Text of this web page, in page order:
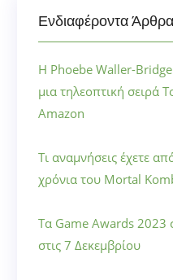
Ενδιαφέροντα Άρθρα
Η Phoebe Waller-
μια τηλεοπτική σειρά
Amazon
Τι αναμνήσεις έχετε
χρόνια του Mortal
Τα Game Awards 2023
στις 7 Δεκεμβρίου